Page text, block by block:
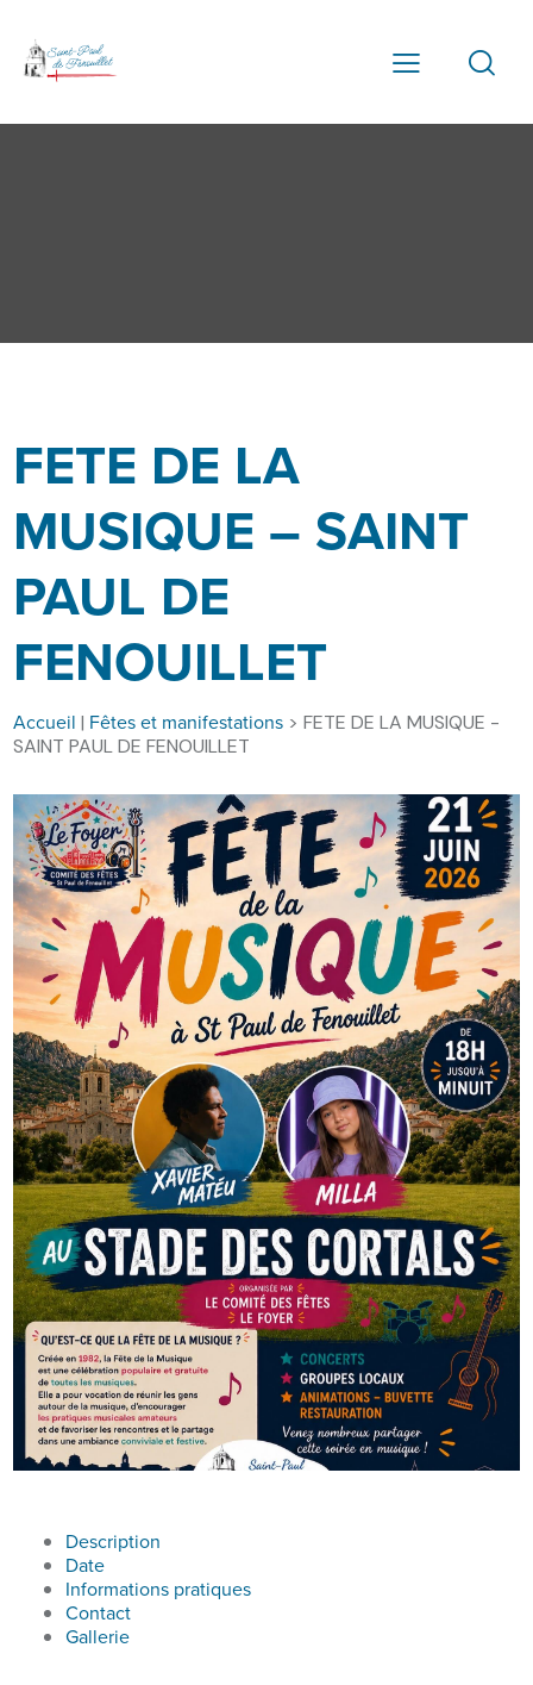
FETE DE LA
MUSIQUE – SAINT
PAUL DE
FENOUILLET
Accueil | Fêtes et manifestations > FETE DE LA MUSIQUE -
SAINT PAUL DE FENOUILLET
Description
Date
Informations pratiques
Contact
Gallerie